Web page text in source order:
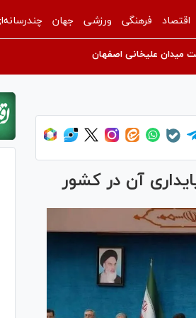
اقتصاد فرهنگی ورزشی جهان
میدان علیخانی اصفهان
آن در کشور